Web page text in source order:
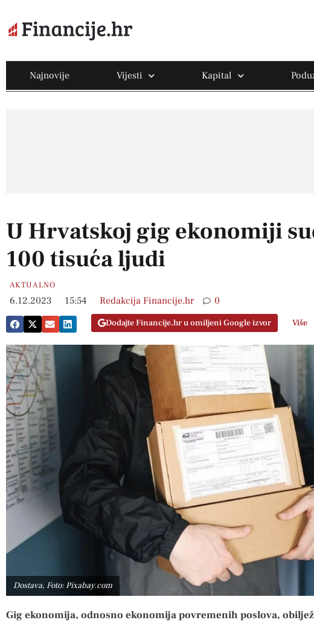
Najnovije Vijesti Kapital
U Hrvatskoj gig ekonomiji
100 tisuća ljudi
AKTUALNO
6.12.2023 15:54 Redakcija Financije.hr 0
Dodajte Financije.hr u omiljeni Google izvor Više
Dostava, Foto: Pixabay.com
Gig ekonomija, odnosno ekonomija povremenih poslova,